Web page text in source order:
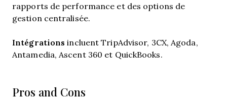
rapports de performance et des options de
gestion centralisée.
Intégrations incluent TripAdvisor, 3CX, Agoda,
Antamedia, Ascent 360 et QuickBooks.
Pros and Cons